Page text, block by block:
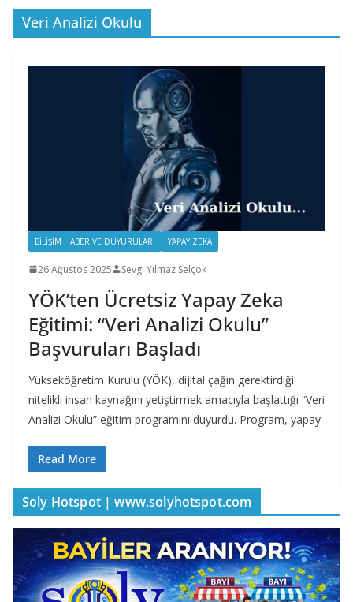
Veri Analizi Okulu
BILIŞIM HABER VE DUYURULARI YAPAY ZEKA
26 Ağustos 2025 Sevgi Yılmaz Selçok
YÖK’ten Ücretsiz Yapay Zeka
Eğitimi: “Veri Analizi Okulu”
Başvuruları Başladı
Yükseköğretim Kurulu (YÖK), dijital çağın gerektirdiği
nitelikli insan kaynağını yetiştirmek amacıyla başlattığı “Veri
Analizi Okulu” eğitim programını duyurdu. Program, yapay
Read More
Soly Hotspot | www.solyhotspot.com